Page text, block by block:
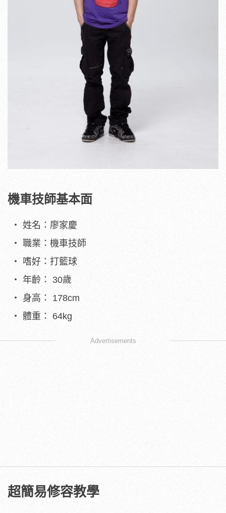
機車技師基本面
姓名：廖家慶
職業：機車技師
嗜好：打籃球
年齡： 30歲
身高： 178cm
體重： 64kg
Advertisements
超簡易修容教學